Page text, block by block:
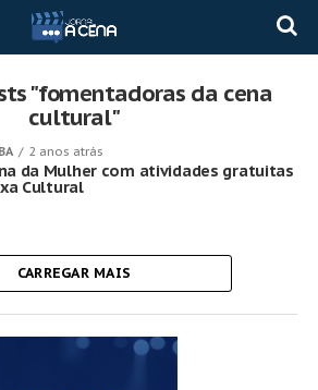
"fomentadoras da cena
cultural"
2 anos atrás
da Mulher com atividades gratuitas
Cultural
CARREGAR MAIS